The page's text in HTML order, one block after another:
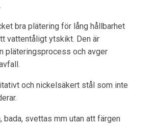
bra plätering för lång hållbarhet
vattentåligt ytskikt. Den är
pläteringsprocess och avger
och nickelsäkert stål som inte
bada, svettas mm utan att färgen